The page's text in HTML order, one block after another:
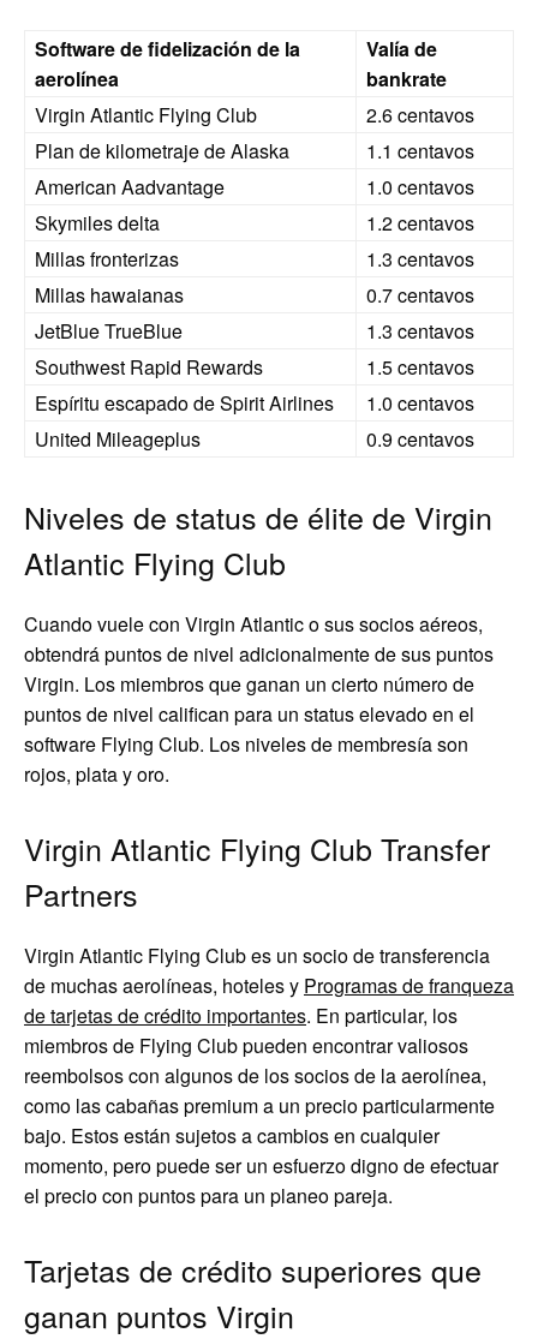
Software de fidelización de la
aerolínea
Valía de
bankrate
Virgin Atlantic Flying Club
2.6 centavos
Plan de kilometraje de Alaska
1.1 centavos
American Aadvantage
1.0 centavos
Skymiles delta
1.2 centavos
Millas fronterizas
1.3 centavos
Millas hawaianas
0.7 centavos
JetBlue TrueBlue
1.3 centavos
Southwest Rapid Rewards
1.5 centavos
Espíritu escapado de Spirit Airlines
1.0 centavos
United Mileageplus
0.9 centavos
Niveles de status de élite de Virgin
Atlantic Flying Club
Cuando vuele con Virgin Atlantic o sus socios aéreos,
obtendrá puntos de nivel adicionalmente de sus puntos
Virgin. Los miembros que ganan un cierto número de
puntos de nivel califican para un status elevado en el
software Flying Club. Los niveles de membresía son
rojos, plata y oro.
Virgin Atlantic Flying Club Transfer
Partners
Virgin Atlantic Flying Club es un socio de transferencia
de muchas aerolíneas, hoteles y Programas de franqueza
de tarjetas de crédito importantes. En particular, los
miembros de Flying Club pueden encontrar valiosos
reembolsos con algunos de los socios de la aerolínea,
como las cabañas premium a un precio particularmente
bajo. Estos están sujetos a cambios en cualquier
momento, pero puede ser un esfuerzo digno de efectuar
el precio con puntos para un planeo pareja.
Tarjetas de crédito superiores que
ganan puntos Virgin